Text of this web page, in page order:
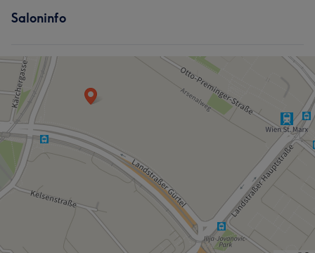
Saloninfo